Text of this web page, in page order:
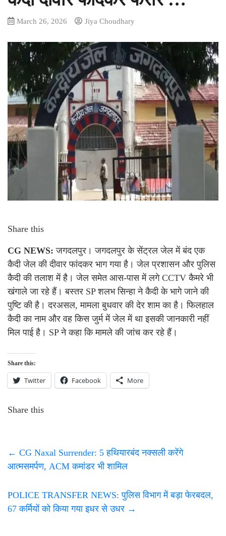
March 26, 2026 Jiya Choudhary
Share this
CG NEWS: जगदलपुर। जगदलपुर के सेंट्रल जेल में बंद एक
कैदी जेल की दीवार फांदकर भाग गया है। जेल प्रशासन और पुलिस
कैदी की तलाश में है। जेल समेत आस-पास में लगे CCTV कैमरे भी
खंगाले जा रहे हैं। बस्तर SP शलभ सिन्हा ने कैदी के भागे जाने की
पुष्टि की है। दरअसल, मामला बुधवार की देर शाम का है। फिलहाल
कैदी का नाम और वह किस जुर्म में जेल में था इसकी जानकारी नहीं
मिल पाई है। SP ने कहा कि मामले की जांच कर रहे हैं।
Share this:
Twitter Facebook More
Share this
← CG Naxal Surrender: 5 हथियारबंद नक्सली करेंगे
आत्मसमर्पण, ACM कमांडर भी शामिल
POLICE TRANSFER NEWS: पुलिस विभाग में बड़ा फेरबदल,
67 कर्मियों को किया गया इधर से उधर →